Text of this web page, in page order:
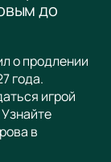
до
о продлении
года.
игрой
в